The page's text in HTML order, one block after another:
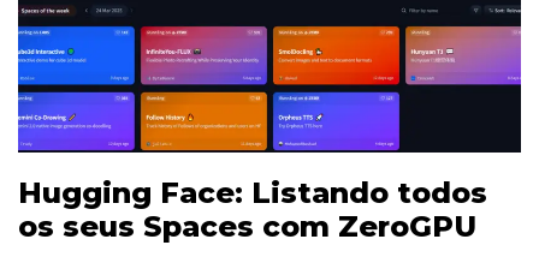
Hugging Face: Listando todos
os seus Spaces com ZeroGPU